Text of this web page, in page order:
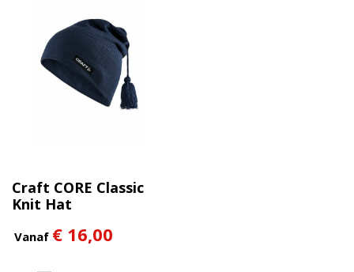
Craft CORE Classic
Knit Hat
Vanaf € 16,00